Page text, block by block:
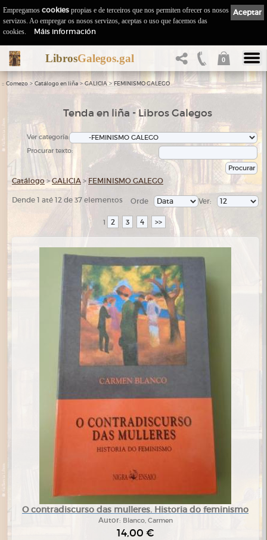
LibrosGalegos.gal 0
:: Comezo > Catálogo en liña > GALICIA> FEMINISMO GALEGO
Tenda en liña - Libros Galegos
Ver categoría:
Procurar texto:
Catálogo >GALICIA > FEMINISMO GALEGO
Dende 1 até 12 de 37 elementos Ver:
Orde
1 2 3 4 >>
O contradiscurso das mulleres. Historia do feminismo
Autor: Blanco, Carmen
14,00 €
Aceptar
Empregamos cookies propias e de terceiros que nos permiten ofrecer os nosos
servizos. Ao empregar os nosos servizos, aceptas o uso que facemos das
cookies.
Máis información